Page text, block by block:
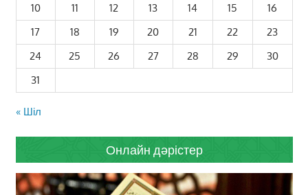
10
11 12 13 14 15
16
17
18 19 20 21 22
23
24
25 26 27 28 29
30
31
« Шіл
Онлайн дәрістер